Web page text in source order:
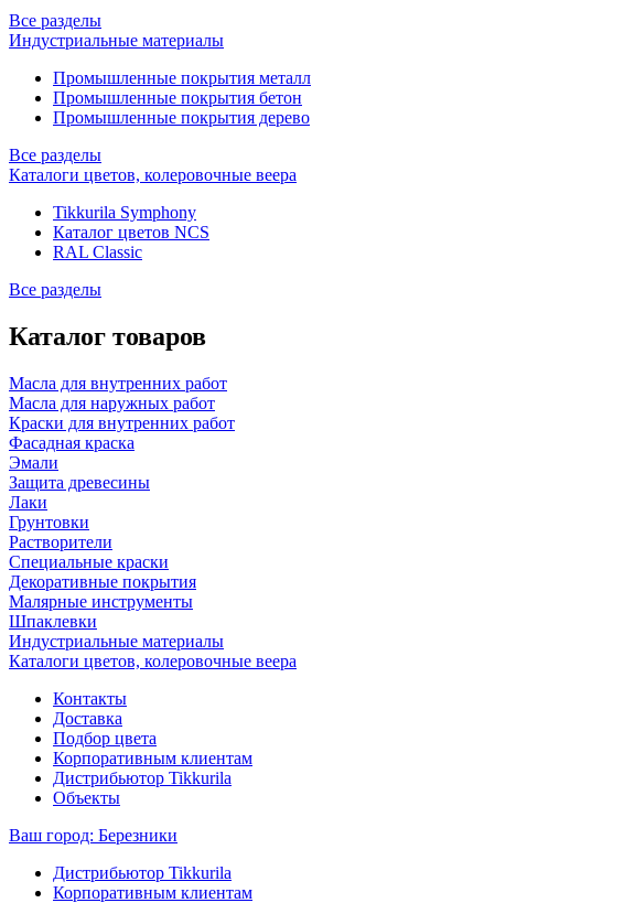
Все разделы
Индустриальные материалы
Промышленные покрытия металл
Промышленные покрытия бетон
Промышленные покрытия дерево
Все разделы
Каталоги цветов, колеровочные веера
Tikkurila Symphony
Каталог цветов NCS
RAL Classic
Все разделы
Каталог товаров
Масла для внутренних работ
Масла для наружных работ
Краски для внутренних работ
Фасадная краска
Эмали
Защита древесины
Лаки
Грунтовки
Растворители
Специальные краски
Декоративные покрытия
Малярные инструменты
Шпаклевки
Индустриальные материалы
Каталоги цветов, колеровочные веера
Контакты
Доставка
Подбор цвета
Корпоративным клиентам
Дистрибьютор Tikkurila
Объекты
Ваш город: Березники
Дистрибьютор Tikkurila
Корпоративным клиентам